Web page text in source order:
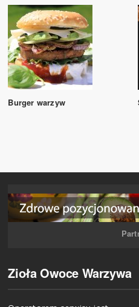
Burger warzyw
Zioła Owoce Warzywa